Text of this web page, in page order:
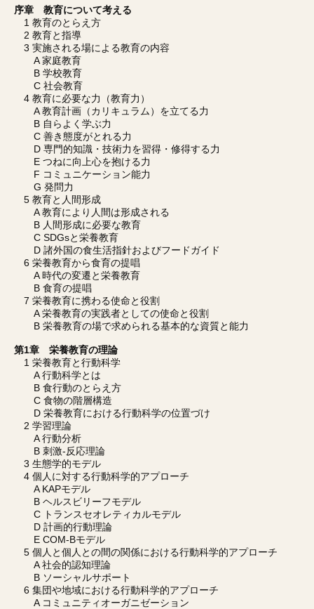
序章 教育について考える
1 教育のとらえ方
2 教育と指導
3 実施される場による教育の内容
A 家庭教育
B 学校教育
C 社会教育
4 教育に必要な力（教育力）
A 教育計画（カリキュラム）を立てる力
B 自らよく学ぶ力
C 善き態度がとれる力
D 専門的知識・技術力を習得・修得する力
E つねに向上心を抱ける力
F コミュニケーション能力
G 発問力
5 教育と人間形成
A 教育により人間は形成される
B 人間形成に必要な教育
C SDGsと栄養教育
D 諸外国の食生活指針およびフードガイド
6 栄養教育から食育の提唱
A 時代の変遷と栄養教育
B 食育の提唱
7 栄養教育に携わる使命と役割
A 栄養教育の実践者としての使命と役割
B 栄養教育の場で求められる基本的な資質と能力
第1章 栄養教育の理論
1 栄養教育と行動科学
A 行動科学とは
B 食行動のとらえ方
C 食物の階層構造
D 栄養教育における行動科学の位置づけ
2 学習理論
A 行動分析
B 刺激-反応理論
3 生態学的モデル
4 個人に対する行動科学的アプローチ
A KAPモデル
B ヘルスビリーフモデル
C トランスセオレティカルモデル
D 計画的行動理論
E COM-Bモデル
5 個人と個人との間の関係における行動科学的アプローチ
A 社会的認知理論
B ソーシャルサポート
6 集団や地域における行動科学的アプローチ
A コミュニティオーガニゼーション